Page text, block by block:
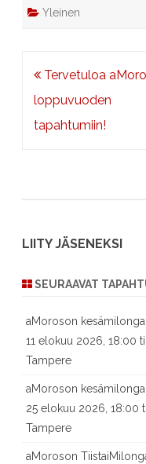
Yleinen
Artikkelien
selaus
Tervetuloa
loppuvuoden
tapahtumiin!
LIITY JÄSENEKSI
SEURAAVAT
aMoroson
11 elokuu 2026, 18:00
Tampere
aMoroson
25 elokuu 2026, 18:00
Tampere
aMoroson